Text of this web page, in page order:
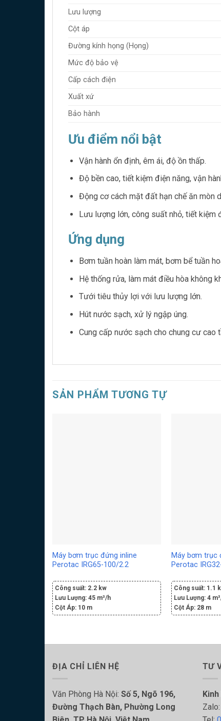
Lưu lượng
Cột áp
Đường kính họng (Họng)
Mức độ bảo vệ
Cấp cách điện
Xuất xứ
Bảo hành
Ưu điểm nổi bật
Vận hành ổn định, êm ái, độ ồn thấp.
Độ bền cao, tiết kiệm điện năng, vận
Động cơ cách mặt đất hạn chế ăn mòn
Lưu lượng lớn, công suất nhỏ, tiết kiệm
Ứng dụng
Bơm tuần hoàn làm mát, bơm bể tuần
Hệ thống rửa, làm mát điều hòa không
Tưới tiêu thủy lợi với lưu lượng lớn.
Hút nước sạch, xử lý ngập úng.
Cung cấp nước sạch cho chung cư cao
SẢN PHẨM TƯƠNG TỰ
Máy bơm trục đứng inline
Perotac IRG65-100/2.2
Công suất: 2.2 kw
Lưu Lượng:45 m³/h
Cột Áp: 10 m
Máy bơm trục
Perotac
Công suất: 1.1
Lưu Lượng:4
Cột Áp: 28 m
ĐỊA CHỈ LIÊN HỆ
Văn Phòng Hà Nội: Số 5, Ngõ 196,
Đường Thạch Bàn, Phường Long
TƯ
Zalo: